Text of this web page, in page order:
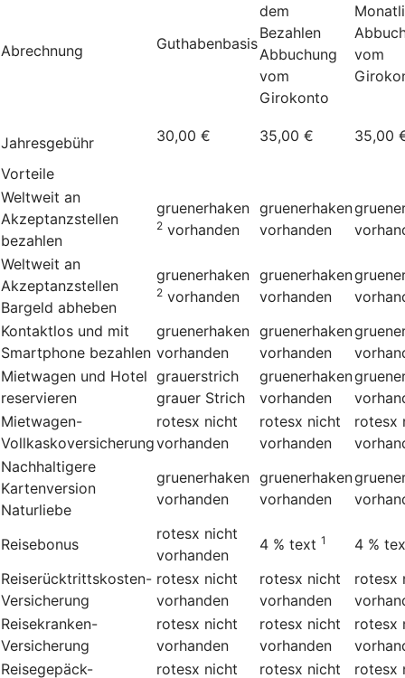
Abrechnung Guthabenbasis
dem
Bezahlen
Abbuchung
vom
Girokonto
vom
Jahresgebühr 30,00 € 35,00 € 35,00
Vorteile
Weltweit an
Akzeptanzstellen
bezahlen
gruenerhaken
2 vorhanden
gruenerhaken
vorhanden
Weltweit an
Akzeptanzstellen
Bargeld abheben
gruenerhaken
2 vorhanden
gruenerhaken
vorhanden
Kontaktlos und mit
Smartphone bezahlen
gruenerhaken
vorhanden
gruenerhaken
vorhanden
Mietwagen und Hotel
reservieren
grauerstrich
grauer Strich
gruenerhaken
vorhanden
Mietwagen-
Vollkaskoversicherung
rotesx nicht
vorhanden
rotesx nicht
vorhanden
rotesx
Nachhaltigere
Kartenversion
Naturliebe
gruenerhaken
vorhanden
gruenerhaken
vorhanden
Reisebonus
rotesx nicht
vorhanden
4 % text 1 4 %
Reiserücktrittskosten-
Versicherung
rotesx nicht
vorhanden
rotesx nicht
vorhanden
rotesx
Reisekranken-
Versicherung
rotesx nicht
vorhanden
rotesx nicht
vorhanden
rotesx
Reisegepäck-
rotesx nicht rotesx nicht rotesx